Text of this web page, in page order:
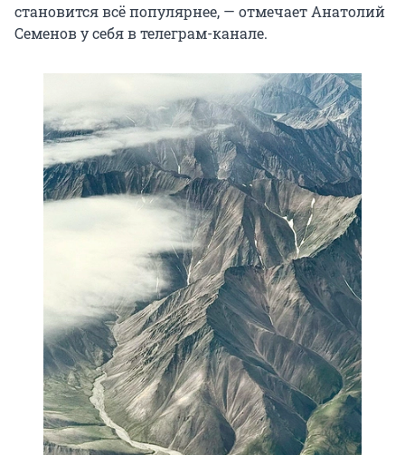
становится всё популярнее, — отмечает Анатолий
Семенов у себя в телеграм-канале.